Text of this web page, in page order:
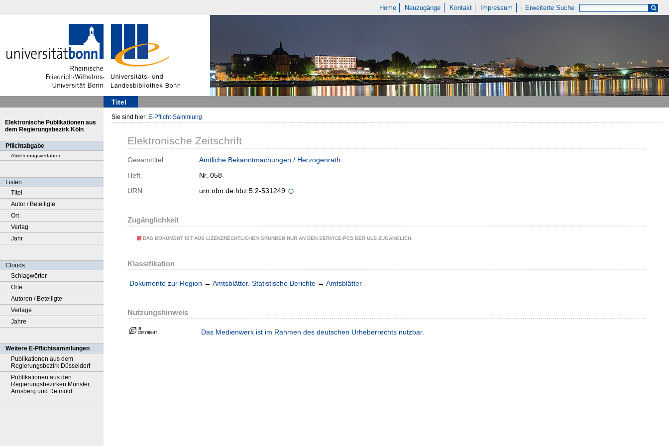
Home Neuzugänge Kontakt Impressum Erweiterte Suche
Titel
Elektronische Publikationen aus
dem Regierungsbezirk Köln
Pflichtabgabe
Ablieferungsverfahren
Listen
Titel
Autor / Beteiligte
Ort
Verlag
Jahr
Clouds
Schlagwörter
Orte
Autoren / Beteiligte
Verlage
Jahre
Weitere E-Pflichtsammlungen
Publikationen aus dem
Regierungsbezirk Düsseldorf
Publikationen aus den
Regierungsbezirken Münster,
Arnsberg und Detmold
Sie sind hier: E-Pflicht-Sammlung
Elektronische Zeitschrift
Gesamttitel
Amtliche Bekanntmachungen / Herzogenrath
Heft
Nr. 058
URN
urn:nbn:de:hbz:5:2-531249
Zugänglichkeit
DAS DOKUMENT IST AUS LIZENZRECHTLICHEN GRÜNDEN NUR AN DEN SERVICE-PCS DER ULB ZUGÄNGLICH.
Klassifikation
Dokumente zur Region → Amtsblätter. Statistische Berichte → Amtsblätter
Nutzungshinweis
Das Medienwerk ist im Rahmen des deutschen Urheberrechts nutzbar.